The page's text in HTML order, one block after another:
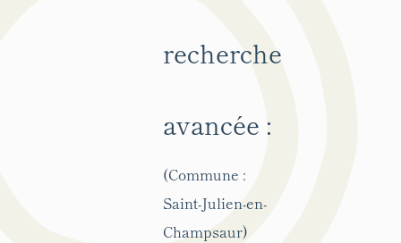
recherche
avancée :
(Commune :
Saint-Julien-en-
Champsaur)